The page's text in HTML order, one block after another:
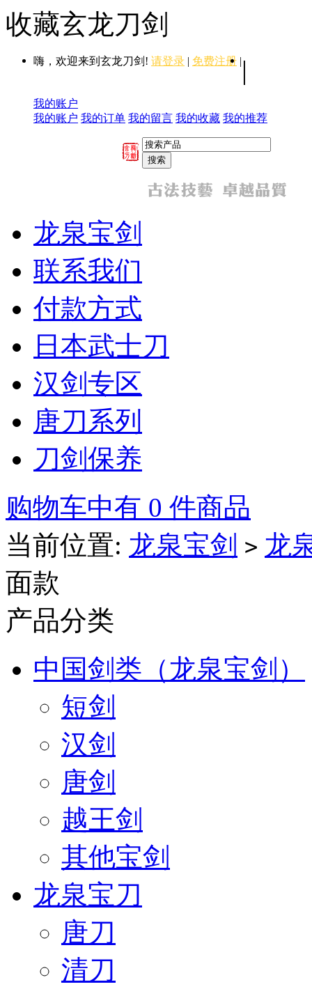
收藏玄龙刀剑
嗨，欢迎来到玄龙刀剑! 请登录 | 免费注册 | |
我的账户
我的账户 我的订单 我的留言 我的收藏 我的推荐
龙泉宝剑
联系我们
付款方式
日本武士刀
汉剑专区
唐刀系列
刀剑保养
购物车中有 0 件商品
当前位置: 龙泉宝剑 > 龙
面款
产品分类
中国剑类（龙泉宝剑）
短剑
汉剑
唐剑
越王剑
其他宝剑
龙泉宝刀
唐刀
清刀